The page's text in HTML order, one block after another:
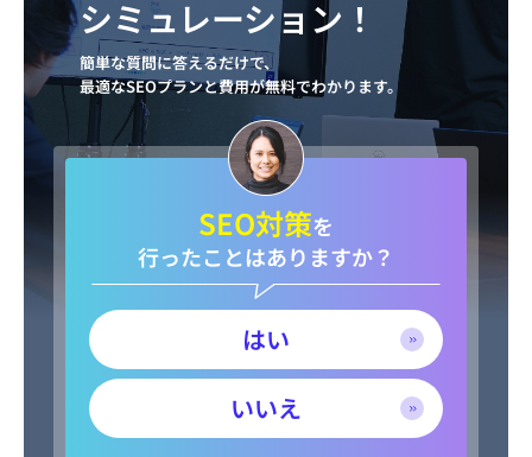
シミュレーション！
簡単な質問に答えるだけで、
最適なSEOプランと費用が無料でわかります。
SEO対策を
行ったことはありますか？
はい
いいえ